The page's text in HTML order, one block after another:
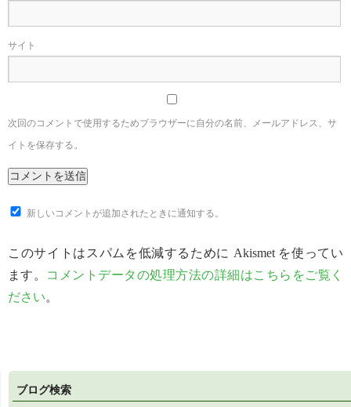
サイト
次回のコメントで使用するためブラウザーに自分の名前、メールアドレス、サ
イトを保存する。
新しいコメントが追加されたときに通知する。
このサイトはスパムを低減するために Akismet を使ってい
ます。 コメントデータの処理方法の詳細はこちらをご覧く
ださい。
ブログ検索